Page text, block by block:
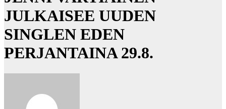
JULKAISEE UUDEN
SINGLEN EDEN
PERJANTAINA 29.8.